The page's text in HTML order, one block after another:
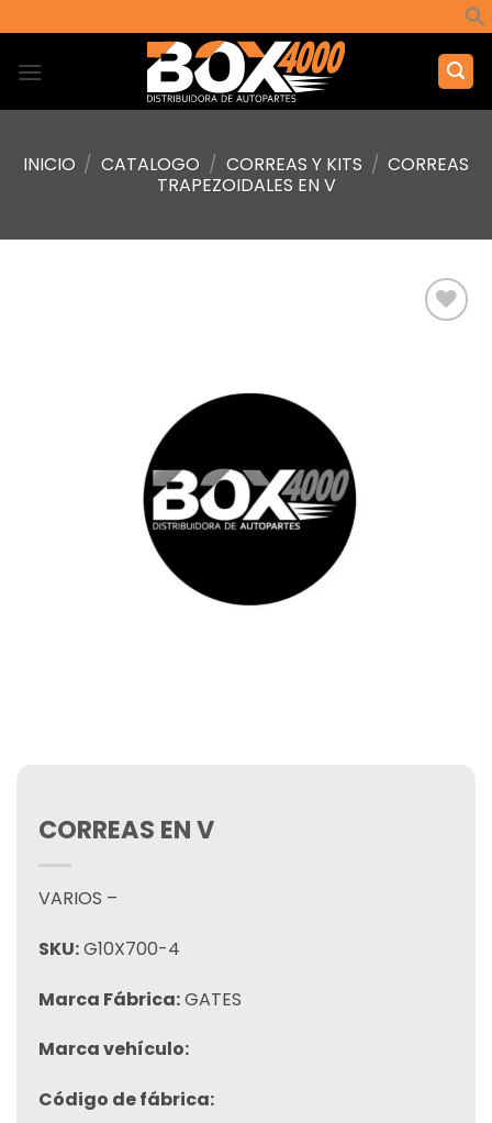
al
contenido
INICIO / CATALOGO / CORREAS Y KITS / CORREAS
TRAPEZOIDALES EN V
CORREAS EN V
VARIOS –
SKU:G10X700-4
Marca Fábrica:GATES
Marca vehículo:
Código de fábrica: